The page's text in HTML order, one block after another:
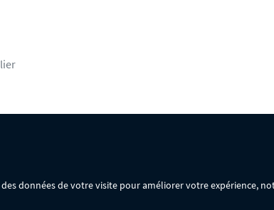
données de votre visite pour améliorer votre expérience,